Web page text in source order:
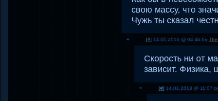
свою массу, что
Чужь ты сказал
[#] 14.01.2013 @ 04:46 by
Скорость ни от
зависит. Физика,
[#] 14.01.2013 @ 11:07